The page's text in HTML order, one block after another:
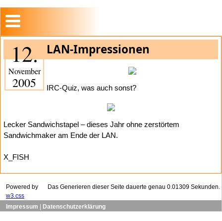
12.
November
2005
LAN-Impressionen
IRC-Quiz, was auch sonst?
Lecker Sandwichstapel – dieses Jahr ohne zerstörtem
Sandwichmaker am Ende der LAN.
X_FISH
Das Generieren dieser Seite dauerte genau 0.01309 Sekunden.
Powered by
w3.css
Impressum
Datenschutzerklärung